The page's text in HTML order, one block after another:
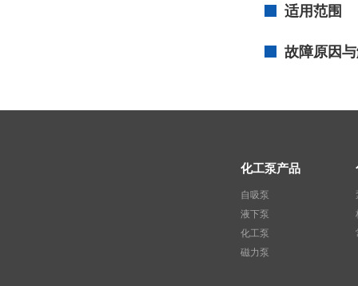
适用范围
故障原因
化工泵产品
自吸泵
液下泵
化工泵
磁力泵